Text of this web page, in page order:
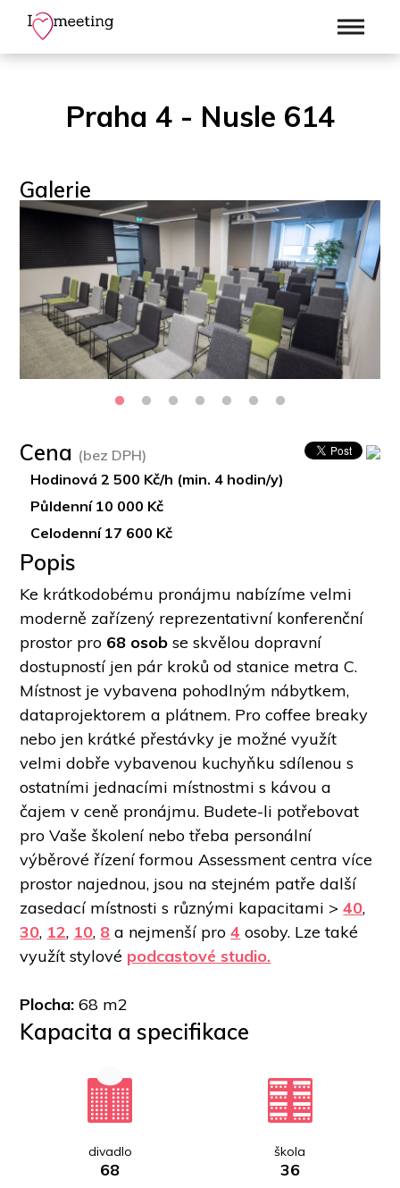
Praha 4 - Nusle 614
Galerie
Cena (bez DPH)
Hodinová 2 500 Kč/h (min. 4 hodin/y)
Půldenní 10 000 Kč
Celodenní 17 600 Kč
Popis
Ke krátkodobému pronájmu nabízíme velmi
moderně zařízený reprezentativní konferenční
prostor pro 68 osob se skvělou dopravní
dostupností jen pár kroků od stanice metra C.
Místnost je vybavena pohodlným nábytkem,
dataprojektorem a plátnem. Pro coffee breaky
nebo jen krátké přestávky je možné využít
velmi dobře vybavenou kuchyňku sdílenou s
ostatními jednacími místnostmi s kávou a
čajem v ceně pronájmu. Budete-li potřebovat
pro Vaše školení nebo třeba personální
výběrové řízení formou Assessment centra více
prostor najednou, jsou na stejném patře další
zasedací místnosti s různými kapacitami > 40
30, 12, 10, 8 a nejmenší pro 4 osoby. Lze také
využít stylové podcastové studio.
Plocha: 68 m2
Kapacita a specifikace
divadlo
68
škola
36